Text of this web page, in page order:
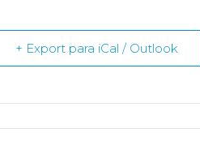
+ Export para iCal / Outlook